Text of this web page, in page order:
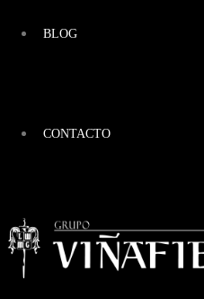
BLOG
CONTACTO